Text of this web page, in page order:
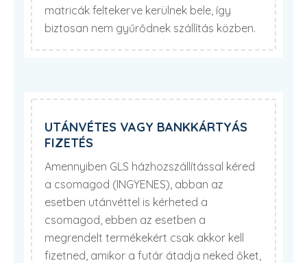
matricák feltekerve kerülnek bele, így
biztosan nem gyűrődnek szállítás közben.
UTÁNVÉTES VAGY BANKKÁRTYÁS
FIZETÉS
Amennyiben GLS házhozszállítással kéred
a csomagod (INGYENES), abban az
esetben utánvéttel is kérheted a
csomagod, ebben az esetben a
megrendelt termékekért csak akkor kell
fizetned, amikor a futár átadja neked őket,